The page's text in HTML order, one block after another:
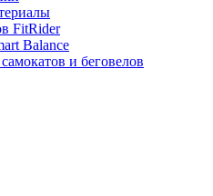
FitRider
Balance
и беговелов